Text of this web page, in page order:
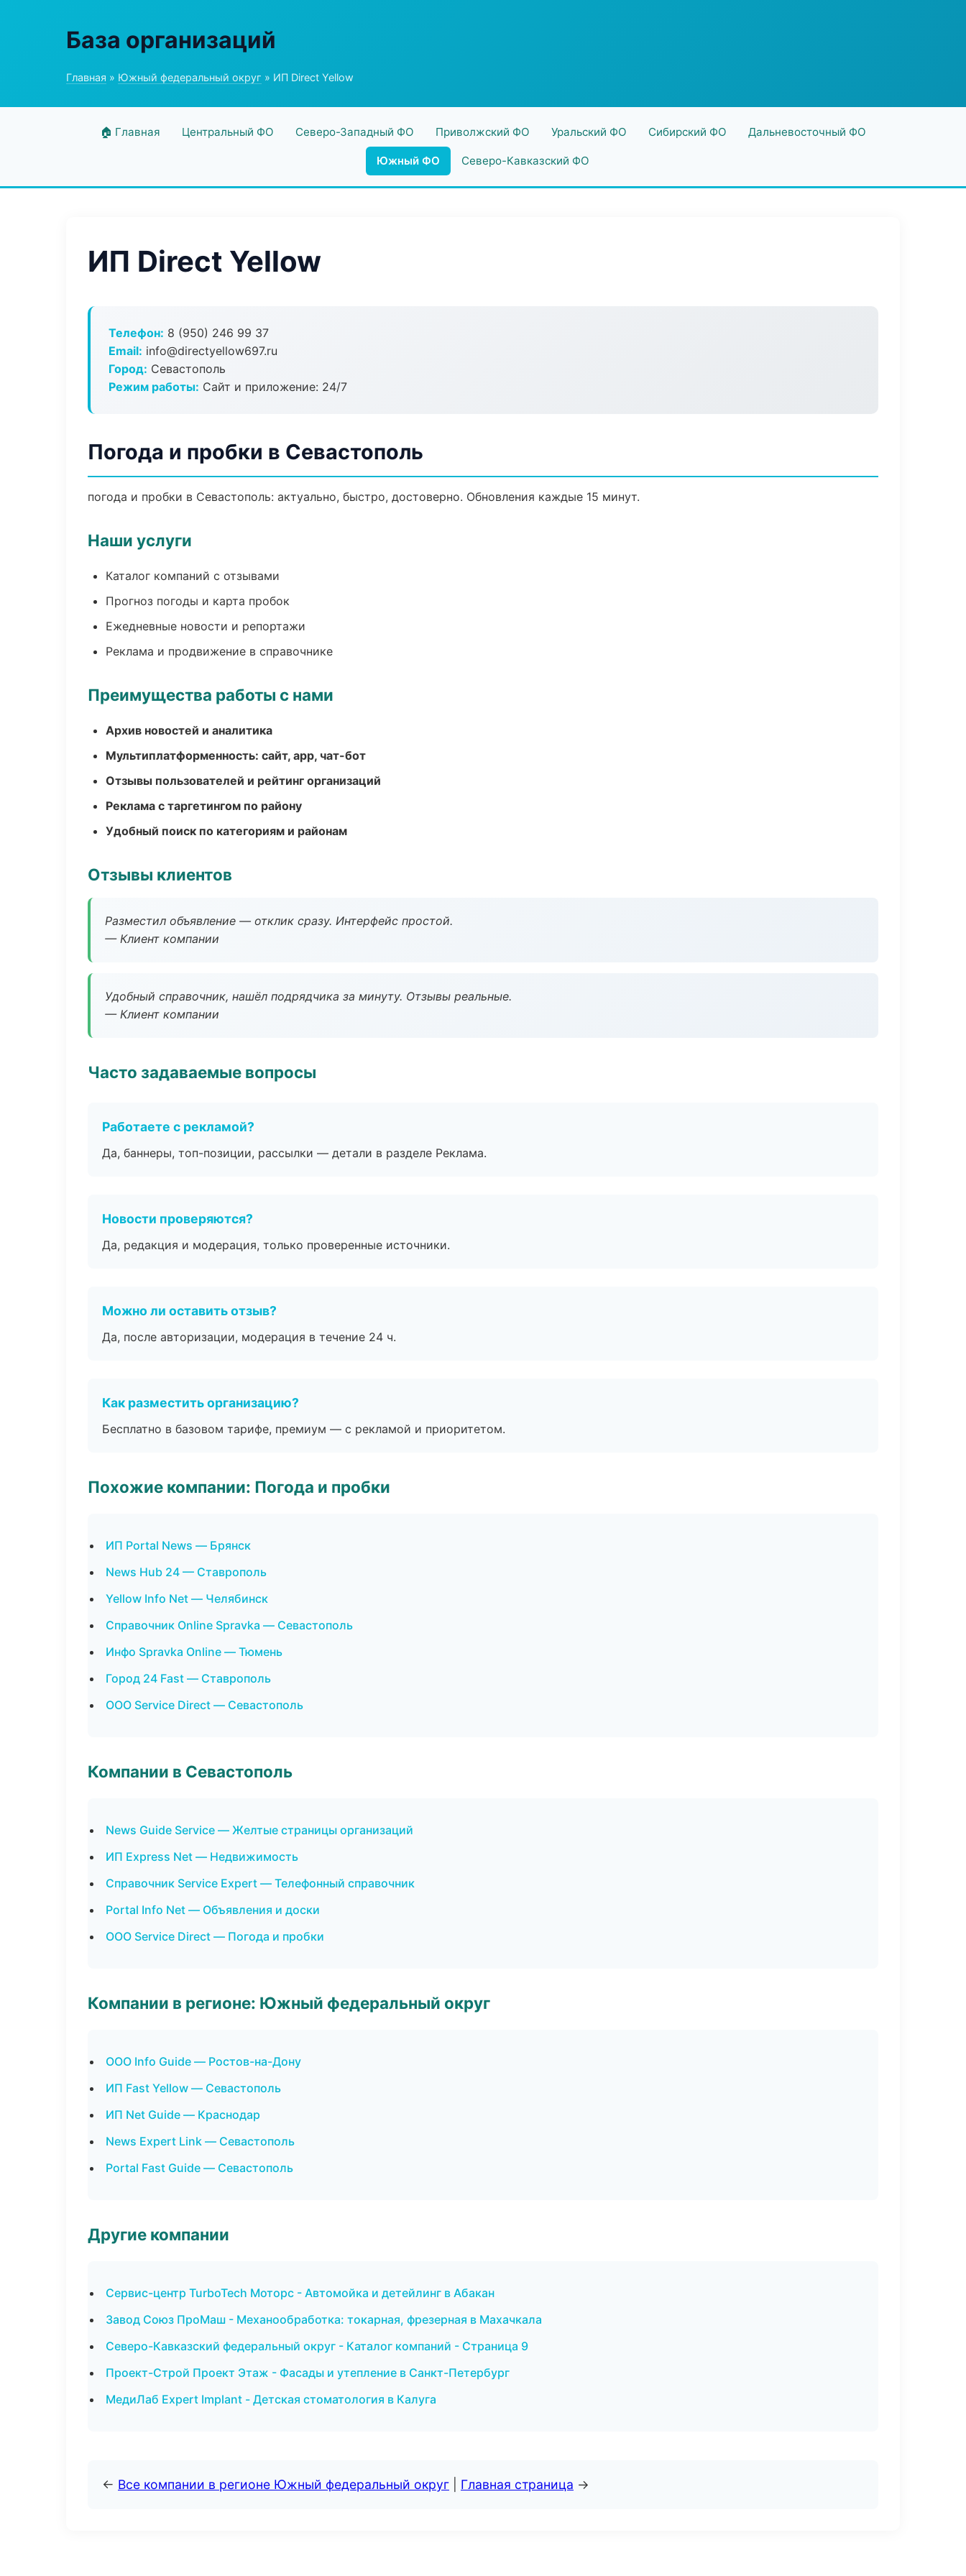
База организаций
Главная » Южный федеральный округ » ИП Direct Yellow
🏠 Главная Центральный ФО Северо-Западный ФО Приволжский ФО Уральский ФО Сибирский ФО Дальневосточный ФО
Южный ФО Северо-Кавказский ФО
ИП Direct Yellow
Телефон: 8 (950) 246 99 37
Email: info@directyellow697.ru
Город: Севастополь
Режим работы: Сайт и приложение: 24/7
Погода и пробки в Севастополь
погода и пробки в Севастополь: актуально, быстро, достоверно. Обновления каждые 15 минут.
Наши услуги
Каталог компаний с отзывами
Прогноз погоды и карта пробок
Ежедневные новости и репортажи
Реклама и продвижение в справочнике
Преимущества работы с нами
Архив новостей и аналитика
Мультиплатформенность: сайт, app, чат-бот
Отзывы пользователей и рейтинг организаций
Реклама с таргетингом по району
Удобный поиск по категориям и районам
Отзывы клиентов
Разместил объявление — отклик сразу. Интерфейс простой.
— Клиент компании
Удобный справочник, нашёл подрядчика за минуту. Отзывы реальные.
— Клиент компании
Часто задаваемые вопросы
Работаете с рекламой?
Да, баннеры, топ-позиции, рассылки — детали в разделе Реклама.
Новости проверяются?
Да, редакция и модерация, только проверенные источники.
Можно ли оставить отзыв?
Да, после авторизации, модерация в течение 24 ч.
Как разместить организацию?
Бесплатно в базовом тарифе, премиум — с рекламой и приоритетом.
Похожие компании: Погода и пробки
ИП Portal News — Брянск
News Hub 24 — Ставрополь
Yellow Info Net — Челябинск
Справочник Online Spravka — Севастополь
Инфо Spravka Online — Тюмень
Город 24 Fast — Ставрополь
ООО Service Direct — Севастополь
Компании в Севастополь
News Guide Service — Желтые страницы организаций
ИП Express Net — Недвижимость
Справочник Service Expert — Телефонный справочник
Portal Info Net — Объявления и доски
ООО Service Direct — Погода и пробки
Компании в регионе: Южный федеральный округ
ООО Info Guide — Ростов-на-Дону
ИП Fast Yellow — Севастополь
ИП Net Guide — Краснодар
News Expert Link — Севастополь
Portal Fast Guide — Севастополь
Другие компании
Сервис-центр TurboTech Моторс - Автомойка и детейлинг в Абакан
Завод Союз ПроМаш - Механообработка: токарная, фрезерная в Махачкала
Северо-Кавказский федеральный округ - Каталог компаний - Страница 9
Проект-Строй Проект Этаж - Фасады и утепление в Санкт-Петербург
МедиЛаб Expert Implant - Детская стоматология в Калуга
← Все компании в регионе Южный федеральный округ Главная страница →